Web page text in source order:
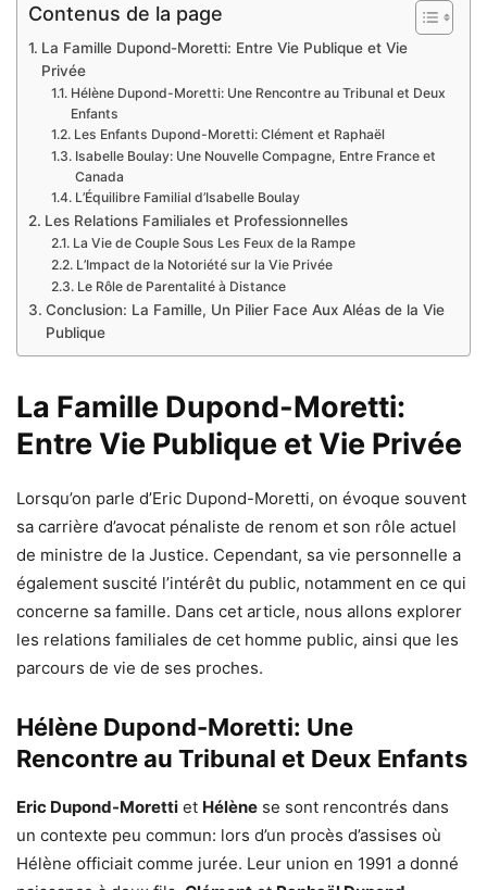
Contenus de la page
La Famille Dupond-Moretti: Entre Vie Publique et Vie
Privée
Hélène Dupond-Moretti: Une Rencontre au Tribunal et Deux
Enfants
Les Enfants Dupond-Moretti: Clément et Raphaël
Isabelle Boulay: Une Nouvelle Compagne, Entre France et
Canada
L’Équilibre Familial d’Isabelle Boulay
Les Relations Familiales et Professionnelles
La Vie de Couple Sous Les Feux de la Rampe
L’Impact de la Notoriété sur la Vie Privée
Le Rôle de Parentalité à Distance
Conclusion: La Famille, Un Pilier Face Aux Aléas de la Vie
Publique
La Famille Dupond-Moretti:
Entre Vie Publique et Vie Privée
Lorsqu’on parle d’Eric Dupond-Moretti, on évoque souvent
sa carrière d’avocat pénaliste de renom et son rôle actuel
de ministre de la Justice. Cependant, sa vie personnelle a
également suscité l’intérêt du public, notamment en ce qui
concerne sa famille. Dans cet article, nous allons explorer
les relations familiales de cet homme public, ainsi que les
parcours de vie de ses proches.
Hélène Dupond-Moretti: Une
Rencontre au Tribunal et Deux Enfants
Eric Dupond-Moretti et Hélène se sont rencontrés dans
un contexte peu commun: lors d’un procès d’assises où
Hélène officiait comme jurée. Leur union en 1991 a donné